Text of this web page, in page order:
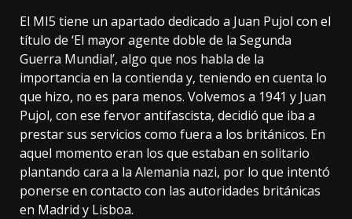
El MI5 tiene un apartado dedicado a Juan Pujol con el
título de ‘El mayor agente doble de la Segunda
Guerra Mundial’, algo que nos habla de la
importancia en la contienda y, teniendo en cuenta lo
que hizo, no es para menos. Volvemos a 1941 y Juan
Pujol, con ese fervor antifascista, decidió que iba a
prestar sus servicios como fuera a los británicos. En
aquel momento eran los que estaban en solitario
plantando cara a la Alemania nazi, por lo que intentó
ponerse en contacto con las autoridades británicas
en Madrid y Lisboa.